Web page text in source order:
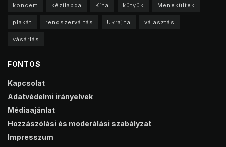
koncert kézilabda Kína kütyük Menekültek
plakát rendszerváltás Ukrajna választás
vásárlás
FONTOS
Kapcsolat
Adatvédelmi irányelvek
Médiaajánlat
Hozzászólási és moderálási szabályzat
Impresszum